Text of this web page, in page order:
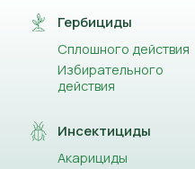
Гербициды
Сплошного действия
Избирательного
действия
Инсектициды
Акарициды